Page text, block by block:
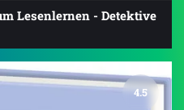
Lesenlernen - Detektive
4.5